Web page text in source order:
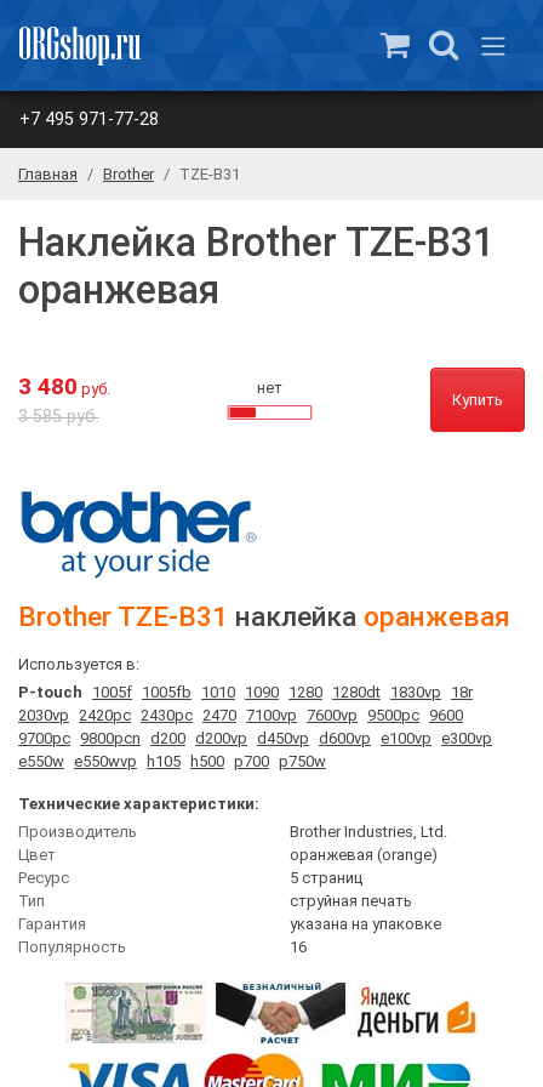
+7 495 971-77-28
Главная Brother TZE-B31
Наклейка Brother TZE-B31
оранжевая
3 480 руб.
3 585 руб.
нет
Купить
Brother TZE-B31 наклейка оранжевая
Используется в:
P-touch
1005f 1005fb 1010 1090 1280 1280dt 1830vp
18r
2030vp 2420pc 2430pc 2470 7100vp 7600vp 9500pc 9600
9700pc 9800pcn d200 d200vp d450vp d600vp e100vp e300vp
e550w e550wvp h105 h500 p700 p750w
Технические характеристики:
Производитель
Brother Industries, Ltd.
Цвет
оранжевая (orange)
Ресурс
5 страниц
Тип
струйная печать
Гарантия
указана на упаковке
Популярность
16